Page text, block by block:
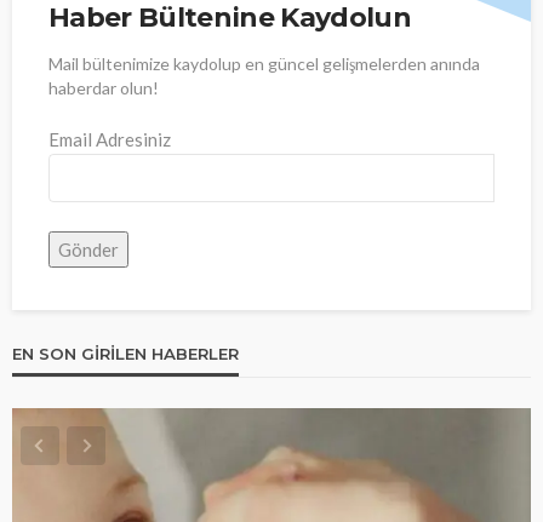
Haber Bültenine Kaydolun
Mail bültenimize kaydolup en güncel gelişmelerden anında
haberdar olun!
Email Adresiniz
EN SON GIRILEN HABERLER